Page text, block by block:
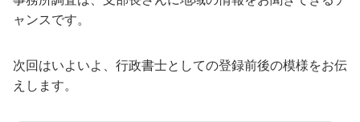
ャンスです。
次回はいよいよ、行政書士としての登録前後の模様をお伝
えします。